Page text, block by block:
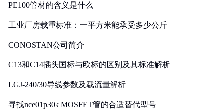
PE100管材的含义是什么
工业厂房载重标准：一平方米能承受多少公斤
CONOSTAN公司简介
C13和C14插头国标与欧标的区别及其标准解析
LGJ-240/30导线参数及载流量解析
寻找nce01p30k MOSFET管的合适替代型号